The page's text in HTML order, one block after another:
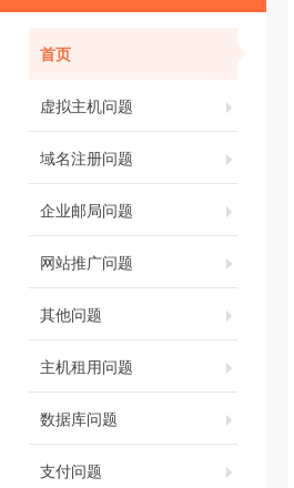
首页
虚拟主机问题
域名注册问题
企业邮局问题
网站推广问题
其他问题
主机租用问题
数据库问题
支付问题